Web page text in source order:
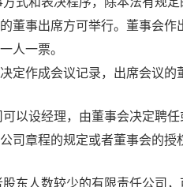
董事出席方可举行。董事会
人一票。
定作成会议记录，出席会议的
以设经理，由董事会决定聘
司章程的规定或者董事会的
东人数较少的有限责任公司